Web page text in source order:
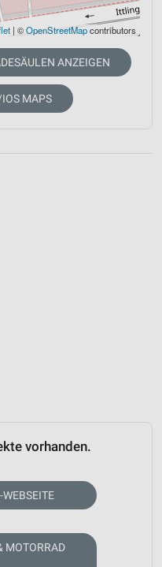
| ©OpenStreetMapcontributors
ANZEIGEN
MAPS
vorhanden.
MOTORRAD